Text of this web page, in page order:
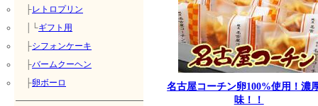
├レトロプリン
│└ギフト用
├シフォンケーキ
├バームクーヘン
├卵ボーロ
名古屋コーチン卵100%使用！濃
味！！